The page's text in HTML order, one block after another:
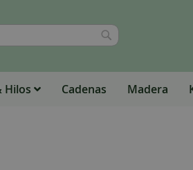
Buscar
Hilos Cadenas Madera